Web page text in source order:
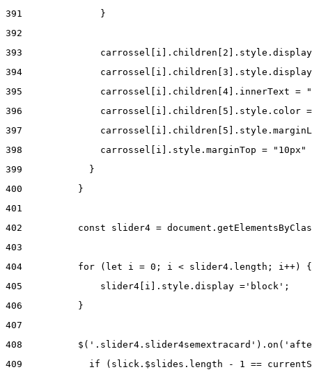
391
              }
392
393
394
395
carrossel[i].children[4].innerText =
396
carrossel[i].children[5].style.color
397
398
              carrossel[i].style.marginTop = "10px"
399
            }
400
          }
401
402
const slider4 =
403
404
for (let i = 0; i < slider4.length; i++)
405
              slider4[i].style.display ='block';
406
          }
407
408
409
if (slick.$slides.length - 1 ==